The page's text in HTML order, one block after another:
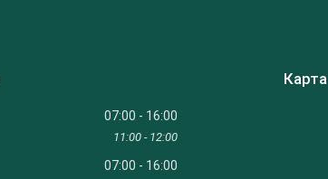
07:00 16:00
11:00 12:00
07:00 16:00
Карта